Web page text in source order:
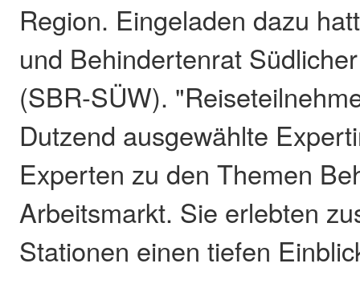
Region. Eingeladen dazu
und Behindertenrat
(SBR-SÜW).
Dutzend ausgewählte
Experten zu den Themen
Arbeitsmarkt. Sie erlebten
Stationen einen tiefen